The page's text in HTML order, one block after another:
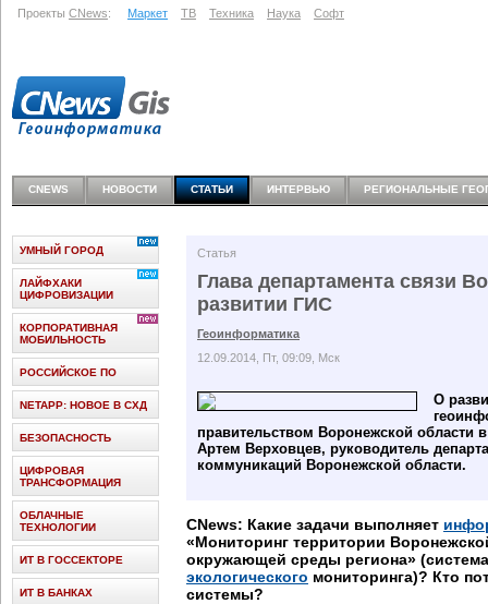
Проекты CNews: Маркет ТВ Техника Наука Софт
CNEWS НОВОСТИ СТАТЬИ ИНТЕРВЬЮ РЕГИОНАЛЬНЫЕ
Статья
Глава департамента связи
развитии ГИС
Геоинформатика
12.09.2014, Пт, 09:09, Мск
О
правительством Воронежской области
Артем Верховцев, руководитель
коммуникаций Воронежской области.
CNews: Какие задачи выполняет
«Мониторинг территории
окружающей среды региона»
экологического мониторинга)? Кто
системы?
УМНЫЙ ГОРОД
ЛАЙФХАКИ
ЦИФРОВИЗАЦИИ
КОРПОРАТИВНАЯ
МОБИЛЬНОСТЬ
РОССИЙСКОЕ ПО
NETAPP: НОВОЕ В СХД
БЕЗОПАСНОСТЬ
ЦИФРОВАЯ
ТРАНСФОРМАЦИЯ
ОБЛАЧНЫЕ
ТЕХНОЛОГИИ
ИТ В ГОССЕКТОРЕ
ИТ В БАНКАХ